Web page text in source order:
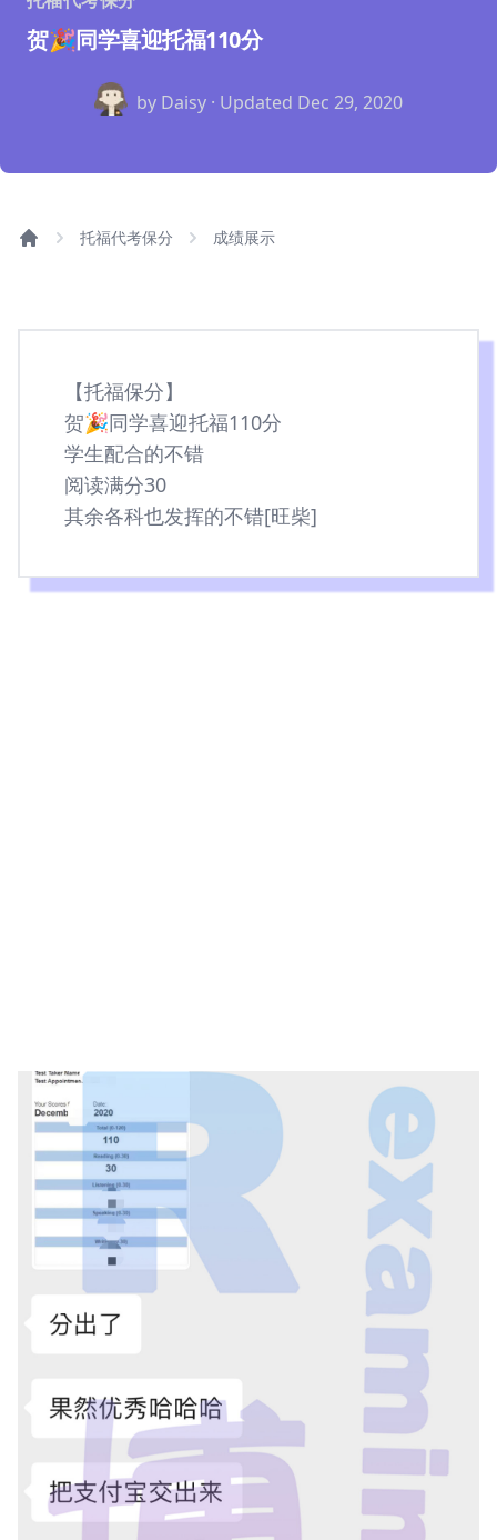
贺🎉同学喜迎托福110分
by Daisy · Updated Dec 29, 2020
托福代考保分 成绩展示
【托福保分】
贺🎉同学喜迎托福110分
学生配合的不错
阅读满分30
其余各科也发挥的不错[旺柴]